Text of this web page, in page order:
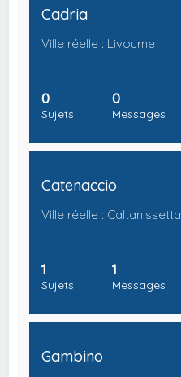
Cadria
Ville réelle : Livourne
0
Sujets
0
Messages
Catenaccio
Ville réelle : Caltanissetta
1
Sujets
1
Messages
Gambino